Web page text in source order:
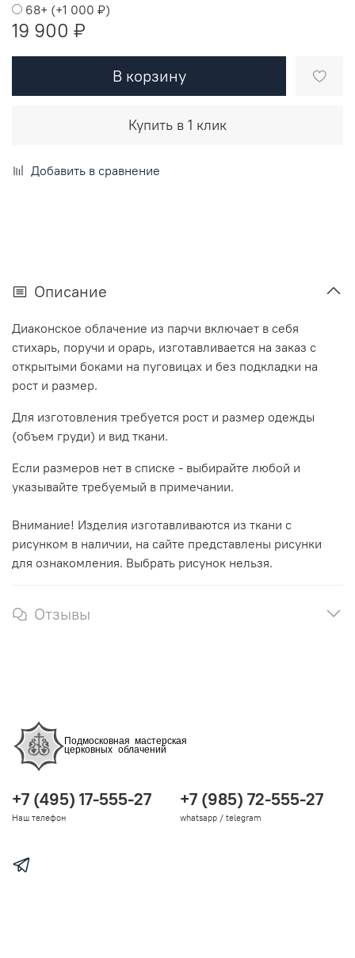
68+ (+1 000 ₽)
19 900 ₽
В корзину
Купить в 1 клик
Добавить в сравнение
Описание
Диаконское облачение из парчи включает в себя
стихарь, поручи и орарь, изготавливается на заказ с
открытыми боками на пуговицах и без подкладки на
рост и размер.
Для изготовления требуется рост и размер одежды
(объем груди) и вид ткани.
Если размеров нет в списке - выбирайте любой и
указывайте требуемый в примечании.
Внимание! Изделия изготавливаются из ткани с
рисунком в наличии, на сайте представлены рисунки
для ознакомления. Выбрать рисунок нельзя.
Отзывы
+7 (495) 17-555-27
Наш телефон
+7 (985) 72-555-27
whatsapp / telegram